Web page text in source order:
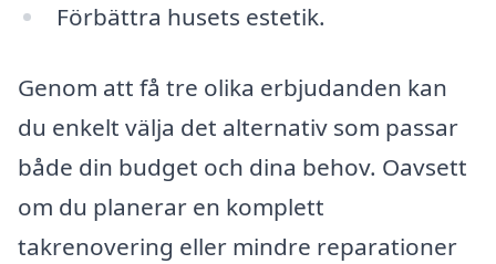
Förbättra husets estetik.
Genom att få tre olika erbjudanden kan
du enkelt välja det alternativ som passar
både din budget och dina behov. Oavsett
om du planerar en komplett
takrenovering eller mindre reparationer